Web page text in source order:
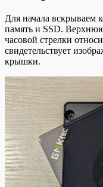
Для начала вскрываем
память и SSD.
часовой стрелки
свидетельствует
крышки.